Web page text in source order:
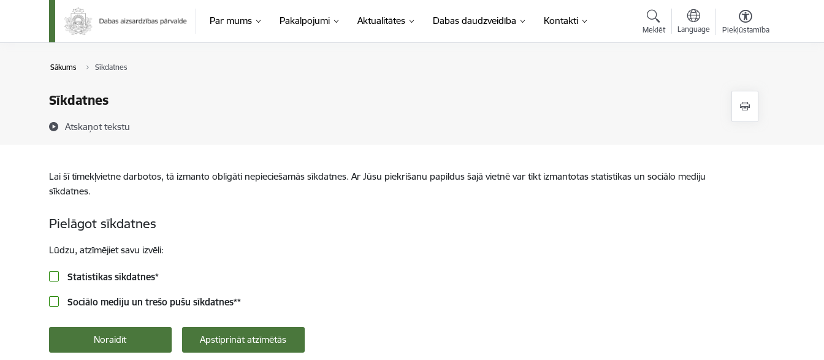
Pāriet uz lapas saturu
Par mums Pakalpojumi Aktualitātes Dabas daudzveidība Kontakti
Meklēt Language Piekļūstamība
Sākums Sīkdatnes
Sīkdatnes
Atskaņot tekstu
Lai šī tīmekļvietne darbotos, tā izmanto obligāti nepieciešamās sīkdatnes. Ar Jūsu piekrišanu papildus šajā vietnē var tikt izmantotas statistikas un sociālo mediju
sīkdatnes.
Pielāgot sīkdatnes
Lūdzu, atzīmējiet savu izvēli:
Statistikas sīkdatnes*
Sociālo mediju un trešo pušu sīkdatnes**
Noraidīt Apstiprināt atzīmētās